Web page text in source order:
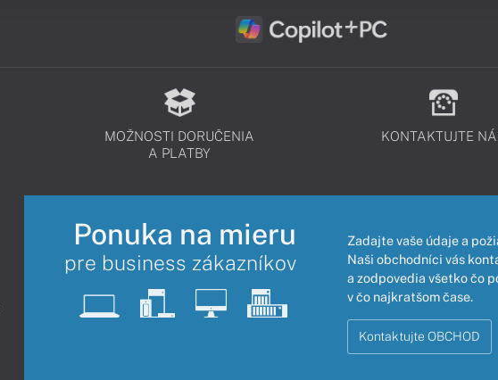
MOŽNOSTI DORUČENIA
A PLATBY
KONTAKTUJTE
Ponuka na mieru
pre business zákazníkov
Zadajte vaše údaje a
Naši obchodníci vás
a zodpovedia všetko čo
v čo najkratšom čase.
Kontaktujte OBCHOD